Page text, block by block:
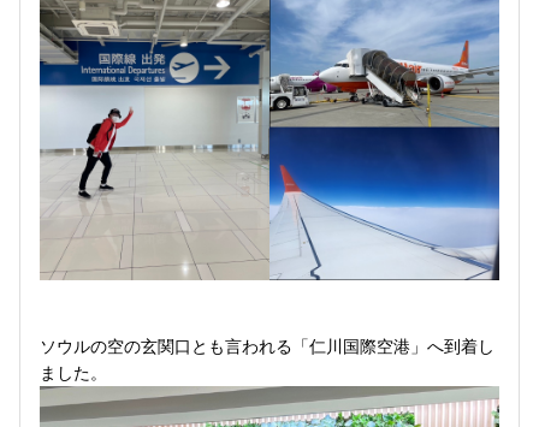
ソウルの空の玄関口とも言われる「仁川国際空港」へ到着し
ました。